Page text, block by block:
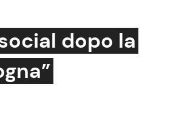
Cucina e Ricette
dopo la